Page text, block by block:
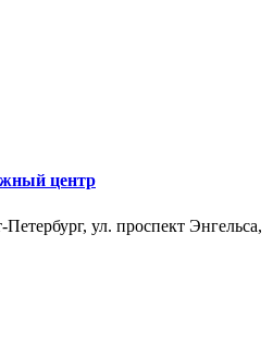
центр
Петербург, ул. проспект Энгельса,